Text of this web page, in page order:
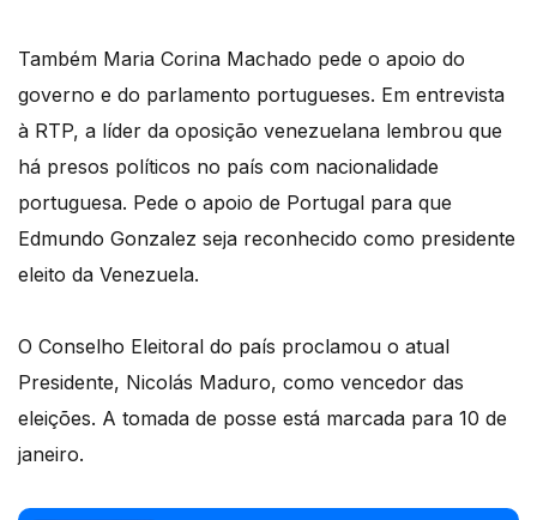
Também Maria Corina Machado pede o apoio do
governo e do parlamento portugueses. Em entrevista
à RTP, a líder da oposição venezuelana lembrou que
há presos políticos no país com nacionalidade
portuguesa. Pede o apoio de Portugal para que
Edmundo Gonzalez seja reconhecido como presidente
eleito da Venezuela.
O Conselho Eleitoral do país proclamou o atual
Presidente, Nicolás Maduro, como vencedor das
eleições. A tomada de posse está marcada para 10 de
janeiro.